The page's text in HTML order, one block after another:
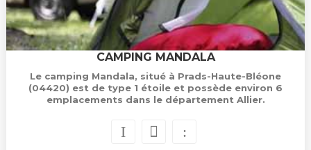
CAMPING MANDALA
Le camping Mandala, situé à Prads-Haute-Bléone
(04420) est de type 1 étoile et possède environ 6
emplacements dans le département Allier.